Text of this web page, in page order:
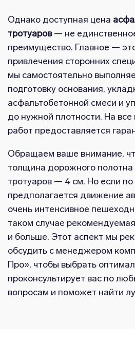
Однако доступная цена
тротуаров— не
преимущество. Главное —
привлечения сторонних
мы самостоятельно
подготовку основания,
асфальтобетонной смеси и
до нужной плотности. На
работ предоставляется
Обращаем ваше внимание,
толщина дорожного
тротуаров — 4 см. Но если по
предполагается движение
очень интенсивное
таком случае
и больше. Этот аспект мы
обсудить с менеджером
Про», чтобы выбрать
проконсультирует вас по
вопросам и поможет найти